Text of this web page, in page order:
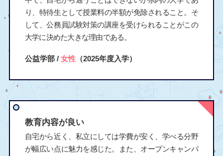
り、特待生として授業料の半額が免除されること。そ
して、公務員試験対策の講座を受けられることがこの
大学に決めた大きな理由である。
公益学部 / 女性（2025年度入学）
教育内容が良い
自宅から近く、私立にしては学費が安く、学べる分野
が幅広い点に魅力を感じた。また、オープンキャンパ